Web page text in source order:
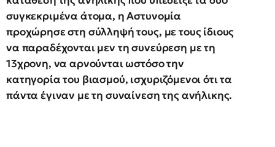
συγκεκριμένα άτομα, η Αστυνομία
προχώρησε στη σύλληψή τους, με τους ίδιους
να παραδέχονται μεν τη συνεύρεση με τη
13χρονη, να αρνούνται ωστόσο την
κατηγορία του βιασμού, ισχυριζόμενοι ότι τα
πάντα έγιναν με τη συναίνεση της ανήλικης.